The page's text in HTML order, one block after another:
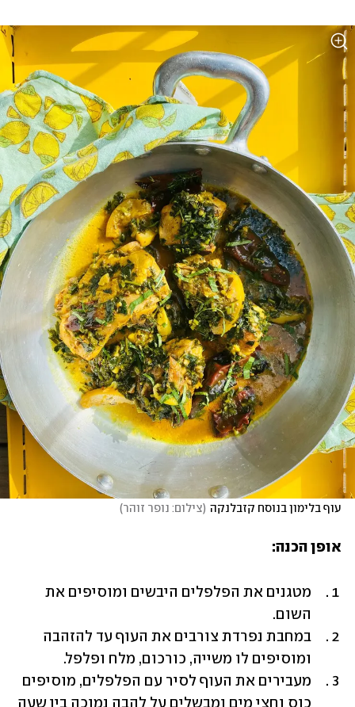
עוף בלימון בנוסח קזבלנקה (צילום: נופר זוהר)
אופן הכנה:
מטגנים את הפלפלים היבשים ומוסיפים את
השום.
ומוסיפים לו משייה, כורכום, מלח ופלפל.